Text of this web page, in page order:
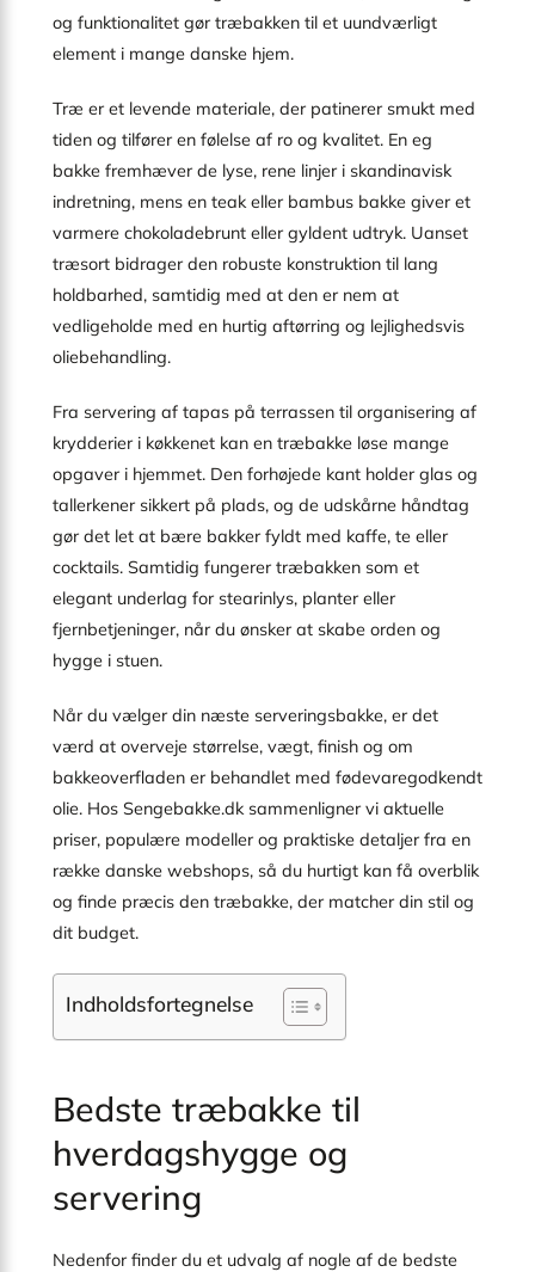
og funktionalitet gør træbakken til et uundværligt
element i mange danske hjem.
Træ er et levende materiale, der patinerer smukt med
tiden og tilfører en følelse af ro og kvalitet. En eg
bakke fremhæver de lyse, rene linjer i skandinavisk
indretning, mens en teak eller bambus bakke giver et
varmere chokoladebrunt eller gyldent udtryk. Uanset
træsort bidrager den robuste konstruktion til lang
holdbarhed, samtidig med at den er nem at
vedligeholde med en hurtig aftørring og lejlighedsvis
oliebehandling.
Fra servering af tapas på terrassen til organisering af
krydderier i køkkenet kan en træbakke løse mange
opgaver i hjemmet. Den forhøjede kant holder glas og
tallerkener sikkert på plads, og de udskårne håndtag
gør det let at bære bakker fyldt med kaffe, te eller
cocktails. Samtidig fungerer træbakken som et
elegant underlag for stearinlys, planter eller
fjernbetjeninger, når du ønsker at skabe orden og
hygge i stuen.
Når du vælger din næste serveringsbakke, er det
værd at overveje størrelse, vægt, finish og om
bakkeoverfladen er behandlet med fødevaregodkendt
olie. Hos Sengebakke.dk sammenligner vi aktuelle
priser, populære modeller og praktiske detaljer fra en
række danske webshops, så du hurtigt kan få overblik
og finde præcis den træbakke, der matcher din stil og
dit budget.
Indholdsfortegnelse
Bedste træbakke til
hverdagshygge og
servering
Nedenfor finder du et udvalg af nogle af de bedste